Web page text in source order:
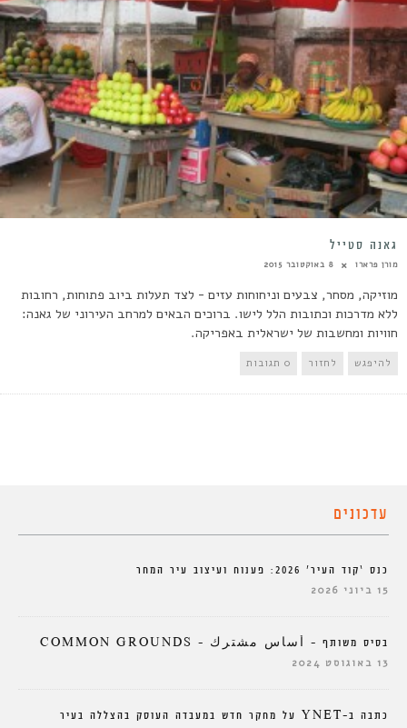
גאנה סטייל
מורן פרארו 8 באוקטובר 2015
מוזיקה, מסחר, צבעים וניחוחות עזים - לצד תעלות ביוב פתוחות, רחובות
ללא מדרכות וכתובות הלל לישו. ברוכים הבאים למרחב העירוני של גאנה:
חוויות ומחשבות של ישראלית באפריקה.
להיפגש לחזור 0 תגובות
עדכונים
כנס ‘קוד העיר’ 2026: פענוח ועיצוב עיר המחר
15 ביוני 2026
בסיס משותף – أساس مشترك – COMMON GROUNDS
13 באוגוסט 2024
כתבה ב-YNET על מחקר חדש במעבדה העוסק בהצללה בעיר